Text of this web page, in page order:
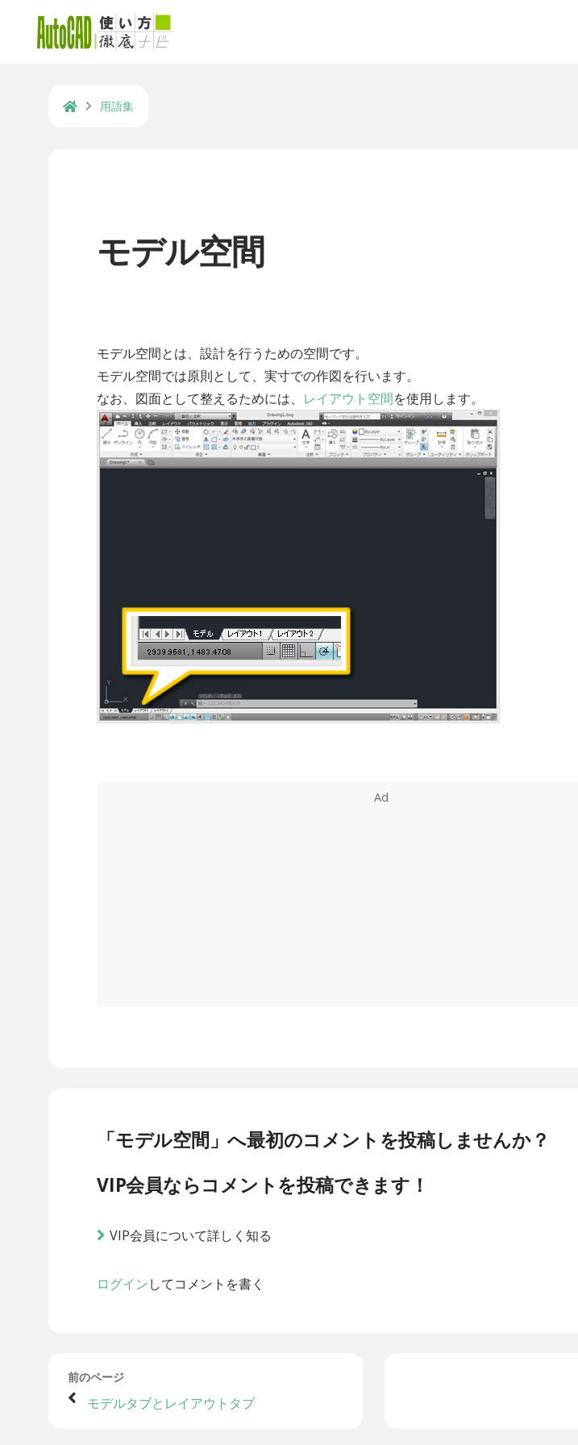
用語集
モデル空間
モデル空間とは、設計を行うための空間です。
モデル空間では原則として、実寸での作図を行います。
なお、図面として整えるためには、 レイアウト空間を使用します。
「モデル空間」へ最初のコメントを投稿しませんか？
VIP会員ならコメントを投稿できます！
VIP会員について詳しく知る
ログインしてコメントを書く
前のページ
モデルタブとレイアウトタブ